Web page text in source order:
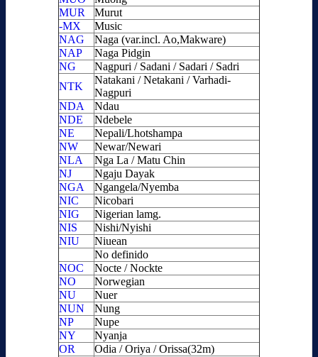
MUR
Murut
-MX
Music
NAG
Naga (var.incl. Ao,Makware)
NAP
Naga Pidgin
NG
Nagpuri / Sadani / Sadari / Sadri
NTK
Natakani / Netakani / Varhadi-
Nagpuri
NDA
Ndau
NDE
Ndebele
NE
Nepali/Lhotshampa
NW
Newar/Newari
NLA
Nga La / Matu Chin
NJ
Ngaju Dayak
NGA
Ngangela/Nyemba
NIC
Nicobari
NIG
Nigerian lamg.
NIS
Nishi/Nyishi
NIU
Niuean
No definido
NOC
Nocte / Nockte
NO
Norwegian
NU
Nuer
NUN
Nung
NP
Nupe
NY
Nyanja
OR
Odia / Oriya / Orissa(32m)